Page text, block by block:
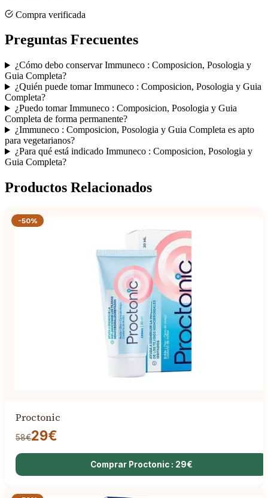
Compra verificada
Preguntas Frecuentes
¿Cómo debo conservar Immuneco : Composicion, Posologia y
Guia Completa?
¿Quién puede tomar Immuneco : Composicion, Posologia y Guia
Completa?
¿Puedo tomar Immuneco : Composicion, Posologia y Guia
Completa de forma permanente?
¿Immuneco : Composicion, Posologia y Guia Completa es apto
para vegetarianos?
¿Para qué está indicado Immuneco : Composicion, Posologia y
Guia Completa?
Productos Relacionados
-50%
Proctonic
58€29€
Comprar Proctonic : 29€